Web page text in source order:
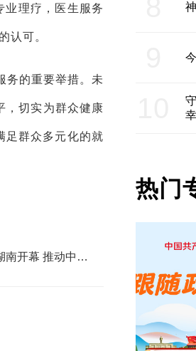
业理疗，医生服务
认可。
务的重要举措。未
，切实为群众健康
足群众多元化的就
南开幕 推动中医
守
热门